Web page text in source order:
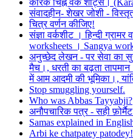
कारक चिह्न वर्क शीट्स।
संवादहीन- शेखर जोशी -
चित्र वर्णन कीजिए!
संज्ञा वर्कशीट । हिन्दी
worksheets । Sangya
अनुच्छेद लेखन - पर सेवा का
मैच।, धरती का बढ़ता
में आम आदमी की भूमिका।,
Stop smuggling yourself.
Who was Abbas Tayyabji?
अनौपचारिक पत्र - सही
Samas explained in
Arbi ke chatpatey patodey!